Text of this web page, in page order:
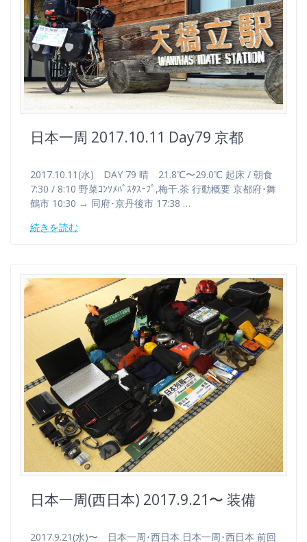
日本一周 2017.10.11 Day79 京都
2017.10.11(水) DAY 79 晴 21.8℃〜29.0℃ 起床 / 朝食
7:30 / 8:10 野菜ｺﾝｿﾒﾊﾟｽﾀｽｰﾌﾟ,梅干.茶 行動概要 京都府･舞
鶴市 10:30 → 同府･京丹後市 17:38 …
続きを読む
日本一周(西日本) 2017.9.21〜 装備
2017.9.21(水)〜 日本一周･西日本 日本一周･西日本 前回